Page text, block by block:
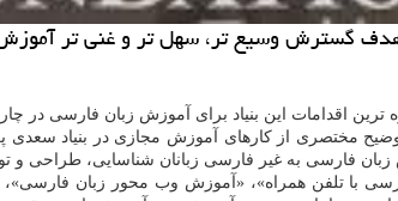
ترین اقدامات این بنیاد برای آموزش زبان فارسی در
توضیح مختصری از كارهای آموزش مجازی در بنیاد
زبان فارسی به غیر فارسی زبانان شناسایی، طراحی و
با تلفن همراه»، «آموزش وب محور زبان فارسی»،